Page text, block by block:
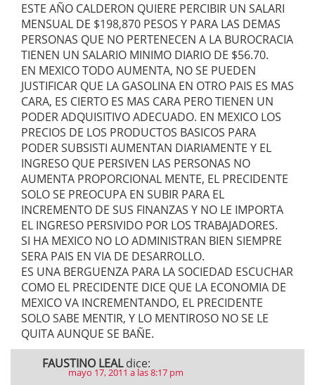
ESTE AÑO CALDERON QUIERE PERCIBIR UN SALARI
MENSUAL DE $198,870 PESOS Y PARA LAS DEMAS
PERSONAS QUE NO PERTENECEN A LA BUROCRACIA
TIENEN UN SALARIO MINIMO DIARIO DE $56.70.
EN MEXICO TODO AUMENTA, NO SE PUEDEN
JUSTIFICAR QUE LA GASOLINA EN OTRO PAIS ES MAS
CARA, ES CIERTO ES MAS CARA PERO TIENEN UN
PODER ADQUISITIVO ADECUADO. EN MEXICO LOS
PRECIOS DE LOS PRODUCTOS BASICOS PARA
PODER SUBSISTI AUMENTAN DIARIAMENTE Y EL
INGRESO QUE PERSIVEN LAS PERSONAS NO
AUMENTA PROPORCIONAL MENTE, EL PRECIDENTE
SOLO SE PREOCUPA EN SUBIR PARA EL
INCREMENTO DE SUS FINANZAS Y NO LE IMPORTA
EL INGRESO PERSIVIDO POR LOS TRABAJADORES.
SI HA MEXICO NO LO ADMINISTRAN BIEN SIEMPRE
SERA PAIS EN VIA DE DESARROLLO.
ES UNA BERGUENZA PARA LA SOCIEDAD ESCUCHAR
COMO EL PRECIDENTE DICE QUE LA ECONOMIA DE
MEXICO VA INCREMENTANDO, EL PRECIDENTE
SOLO SABE MENTIR, Y LO MENTIROSO NO SE LE
QUITA AUNQUE SE BAÑE.
FAUSTINO LEAL dice:
mayo 17, 2011 a las 8:17 pm